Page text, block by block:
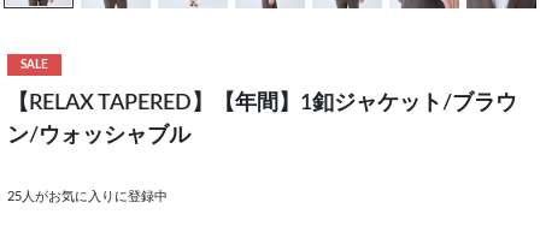
SALE
【RELAX TAPERED】【年間】1釦ジャケット/ブラウ
ン/ウォッシャブル
25 人がお気に入りに登録中